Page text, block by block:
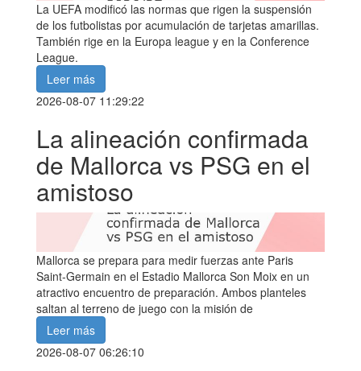
La UEFA modificó las normas que rigen la suspensión
de los futbolistas por acumulación de tarjetas amarillas.
También rige en la Europa league y en la Conference
League.
Leer más
2026-08-07 11:29:22
La alineación confirmada
de Mallorca vs PSG en el
amistoso
Mallorca se prepara para medir fuerzas ante Paris
Saint-Germain en el Estadio Mallorca Son Moix en un
atractivo encuentro de preparación. Ambos planteles
saltan al terreno de juego con la misión de
Leer más
2026-08-07 06:26:10